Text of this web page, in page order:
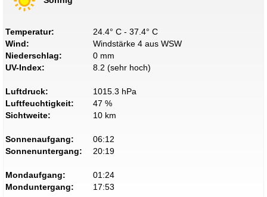
Temperatur:
24.4° C - 37.4° C
Wind:
Windstärke 4 aus WSW
Niederschlag:
0 mm
UV-Index:
8.2 (sehr hoch)
Luftdruck:
1015.3 hPa
Luftfeuchtigkeit:
47 %
Sichtweite:
10 km
Sonnenaufgang:
06:12
Sonnenuntergang:
20:19
Mondaufgang:
01:24
Monduntergang:
17:53